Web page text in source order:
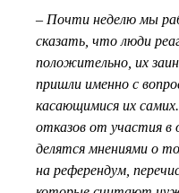
– Почти неделю мы
сказать, что люди
положительно, их
пришли именно с
касающимися их
отказов от участия в
делятся мнениями о
на референдум,